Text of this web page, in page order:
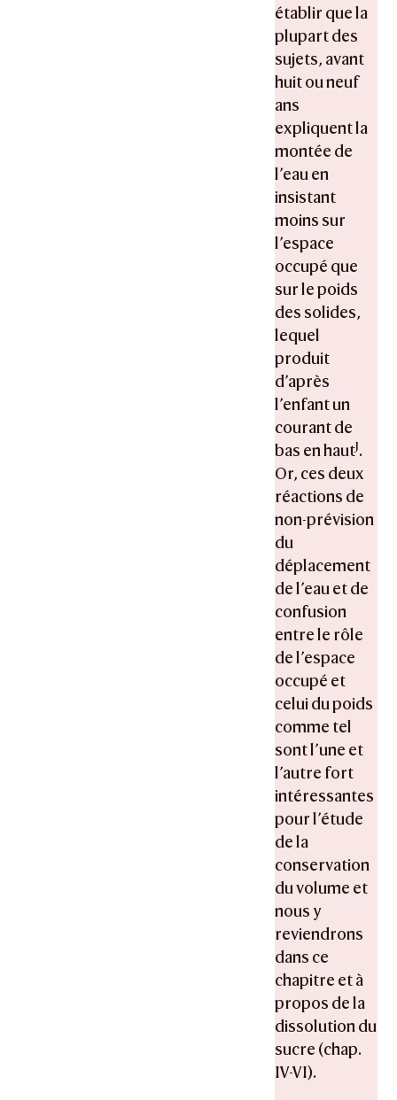
établir que la
plupart des
sujets, avant
huit ou neuf
ans
expliquent la
montée de
l’eau en
insistant
moins sur
l’espace
occupé que
sur le poids
des solides,
lequel
produit
d’après
l’enfant un
courant de
bas en hautJ.
Or, ces deux
réactions de
non-prévision
du
déplacement
de l’eau et de
confusion
entre le rôle
de l’espace
occupé et
celui du poids
comme tel
sont l’une et
l’autre fort
intéressantes
pour l’étude
de la
conservation
du volume et
nous y
reviendrons
dans ce
chapitre et à
propos de la
dissolution du
sucre (chap.
IV-VI).